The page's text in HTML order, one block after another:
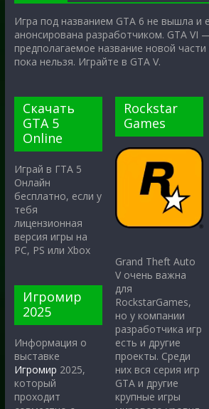
Игра под названием GTA 6 не вышла и
анонсирована разработчиком. GTA VI
предполагаемое название новой
пока нельзя. Играйте в GTA V.
Скачать
GTA 5
Online
Играй в ГТА 5
Онлайн
бесплатно, если у
тебя
лицензионная
версия игры на
PC, PS или Xbox
Игромир
2025
Информация о
выставке
Игромир 2025,
который
проходит
Rockstar
Games
Grand Theft Auto
V очень важна
для
RockstarGames,
но у компании
разработчика игр
есть и другие
проекты. Среди
них вся серия игр
GTA и другие
крупные игры